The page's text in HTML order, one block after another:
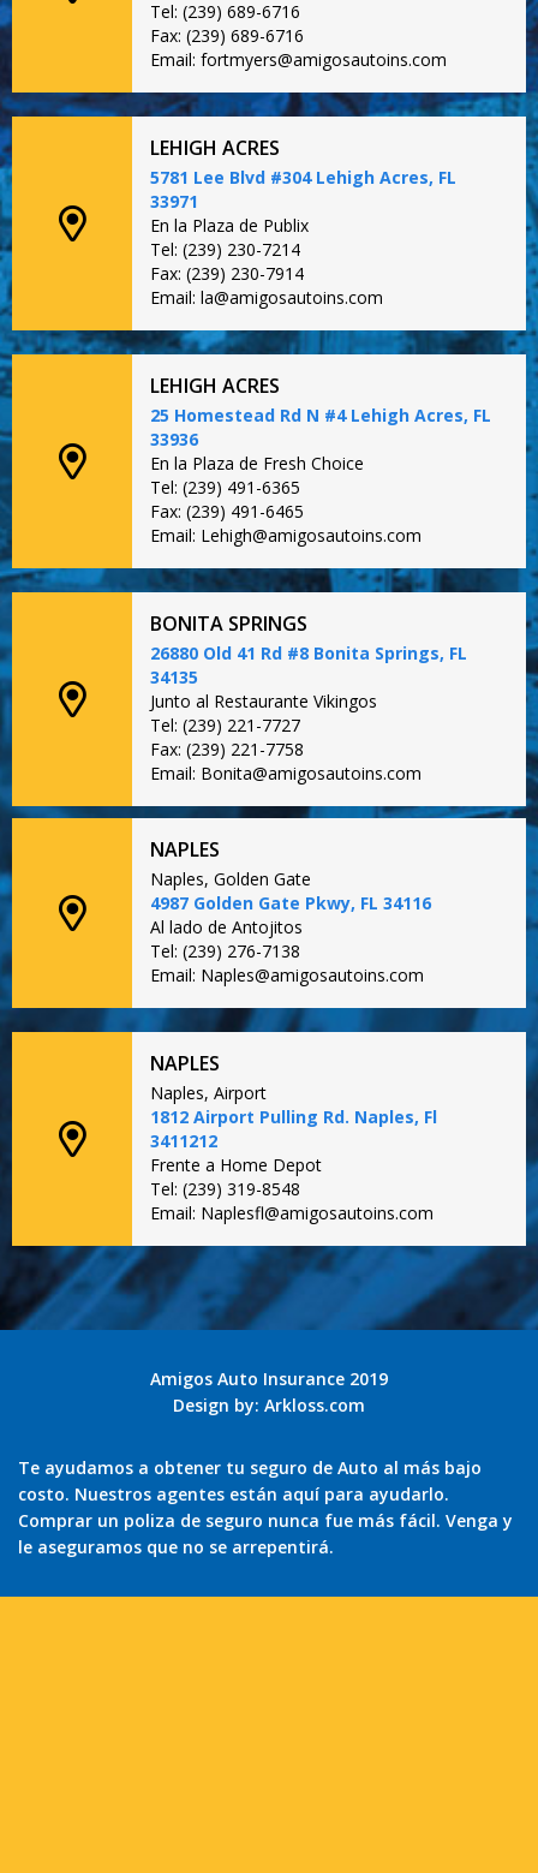
Tel: (239) 689-6716
Fax: (239) 689-6716
Email: fortmyers@amigosautoins.com
LEHIGH ACRES
5781 Lee Blvd #304 Lehigh Acres, FL
33971
En la Plaza de Publix
Tel: (239) 230-7214
Fax: (239) 230-7914
Email: la@amigosautoins.com
LEHIGH ACRES
25 Homestead Rd N #4 Lehigh Acres, FL
33936
En la Plaza de Fresh Choice
Tel: (239) 491-6365
Fax: (239) 491-6465
Email: Lehigh@amigosautoins.com
BONITA SPRINGS
26880 Old 41 Rd #8 Bonita Springs, FL
34135
Junto al Restaurante Vikingos
Tel: (239) 221-7727
Fax: (239) 221-7758
Email: Bonita@amigosautoins.com
NAPLES
Naples, Golden Gate
4987 Golden Gate Pkwy, FL 34116
Al lado de Antojitos
Tel: (239) 276-7138
Email: Naples@amigosautoins.com
NAPLES
Naples, Airport
1812 Airport Pulling Rd. Naples, Fl
3411212
Frente a Home Depot
Tel: (239) 319-8548
Email: Naplesfl@amigosautoins.com
Amigos Auto Insurance 2019
Design by: Arkloss.com
Te ayudamos a obtener tu seguro de Auto al más bajo
costo. Nuestros agentes están aquí para ayudarlo.
Comprar un poliza de seguro nunca fue más fácil. Venga y
le aseguramos que no se arrepentirá.